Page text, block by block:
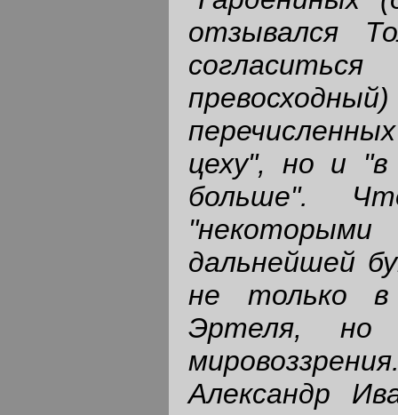
отзывался
цеху", но и
больше".
дальнейшей
не только в
Эртеля, но
Александр